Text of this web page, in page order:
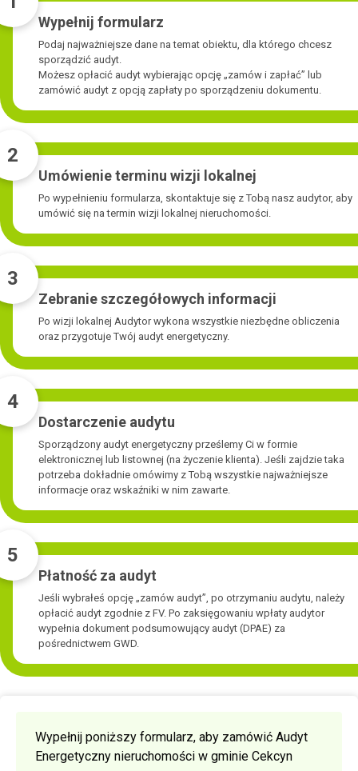
Wypełnij formularz
Podaj najważniejsze dane na temat obiektu, dla którego chcesz
sporządzić audyt.
Możesz opłacić audyt wybierając opcję „zamów i zapłać” lub
zamówić audyt z opcją zapłaty po sporządzeniu dokumentu.
2
Umówienie terminu wizji lokalnej
Po wypełnieniu formularza, skontaktuje się z Tobą nasz audytor, aby
umówić się na termin wizji lokalnej nieruchomości.
3
Zebranie szczegółowych informacji
Po wizji lokalnej Audytor wykona wszystkie niezbędne obliczenia
oraz przygotuje Twój audyt energetyczny.
4
Dostarczenie audytu
Sporządzony audyt energetyczny prześlemy Ci w formie
elektronicznej lub listownej (na życzenie klienta). Jeśli zajdzie taka
potrzeba dokładnie omówimy z Tobą wszystkie najważniejsze
informacje oraz wskaźniki w nim zawarte.
5
Płatność za audyt
Jeśli wybrałeś opcję „zamów audyt”, po otrzymaniu audytu, należy
opłacić audyt zgodnie z FV. Po zaksięgowaniu wpłaty audytor
wypełnia dokument podsumowujący audyt (DPAE) za
pośrednictwem GWD.
Wypełnij poniższy formularz, aby zamówić Audyt
Energetyczny nieruchomości w gminie Cekcyn